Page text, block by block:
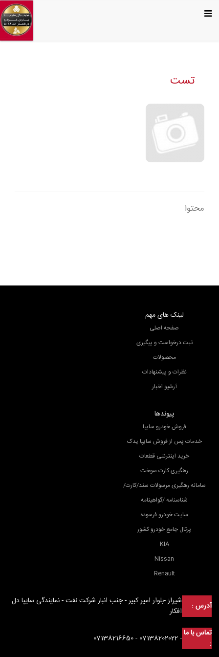
تست
محتوا
لینک های مهم
صفحه اصلی
ثبت درخواست و پیگیری
محصولات
نظرات و پیشنهادات
آرشیو اخبار
پیوندها
فروش خودرو سایپا
خدمات پس از فروش سایپا یدک
خرید اینترنتی قطعات
رهگیری کارت سوخت
سامانه رهگیری مرسولات سند/کارت/
شناسنامه /گواهینامه
سایت خودرو فرسوده
پرتال جامع خودرو کشور
KIA
Nissan
Renault
آدرس :
شیراز -بلوار امیر کبیر - جنب انبار شرکت نفت - نمایندگی سایپا دل
افکار
تماس با ما
:
- 07138202022 - 07138216650